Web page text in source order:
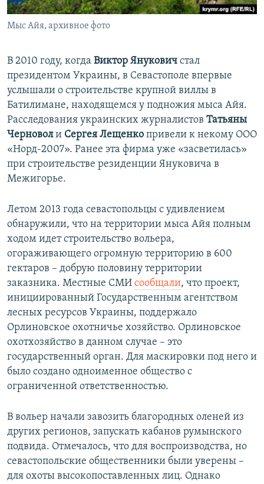
Мыс Айя, архивное фото
В 2010 году, когда Виктор Янукович стал
президентом Украины, в Севастополе впервые
услышали о строительстве крупной виллы в
Батилимане, находящемся у подножия мыса Айя.
Расследования украинских журналистов Татьяны
Черноволи Сергея Лещенко привели к некому ООО
«Норд-2007». Ранее эта фирма уже «засветилась»
при строительстве резиденции Януковича в
Межигорье.
Летом 2013 года севастопольцы с удивлением
обнаружили, что на территории мыса Айя полным
ходом идет строительство вольера,
огораживающего огромную территорию в 600
гектаров – добрую половину территории
заказника. Местные СМИ сообщали, что проект,
инициированный Государственным агентством
лесных ресурсов Украины, поддержало
Орлиновское охотничье хозяйство. Орлиновское
охотхозяйство в данном случае – это
государственный орган. Для маскировки под него и
было создано одноименное общество с
ограниченной ответственностью.
В вольер начали завозить благородных оленей из
других регионов, запускать кабанов румынского
подвида. Отмечалось, что для воспроизводства, но
севастопольские общественники были уверены –
для охоты высокопоставленных лиц. Однако